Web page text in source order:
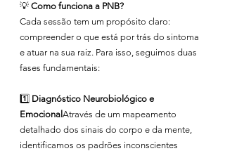
💡 Como funciona a PNB?
Cada sessão tem um propósito claro:
compreender o que está por trás do sintoma
e atuar na sua raiz. Para isso, seguimos duas
fases fundamentais:
1️⃣ Diagnóstico Neurobiológico e
Emocional Através de um mapeamento
detalhado dos sinais do corpo e da mente,
identificamos os padrões inconscientes